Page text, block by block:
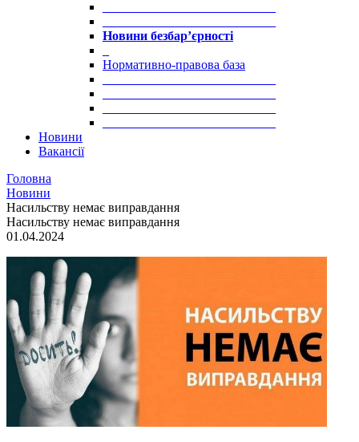
Новини безбар’єрності
Нормативно-правова база
Новини
Вакансії
Головна
Новини
Насильству немає виправдання
Насильству немає виправдання
01.04.2024